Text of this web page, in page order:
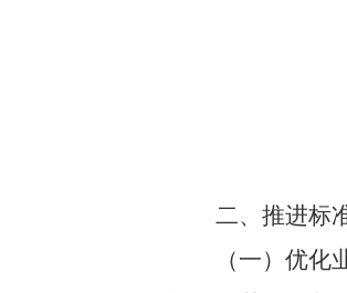
二、推进标
（一）优化